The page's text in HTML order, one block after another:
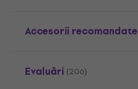
Accesorii recomandate
Evaluări (206)